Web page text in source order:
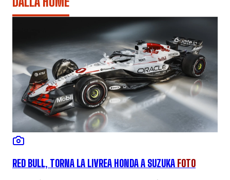
RED BULL, TORNA LA LIVREA HONDA A SUZUKA FOTO